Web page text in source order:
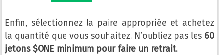
Enfin, sélectionnez la paire appropriée et achetez
la quantité que vous souhaitez. N’oubliez pas les 60
jetons $ONE minimum pour faire un retrait.